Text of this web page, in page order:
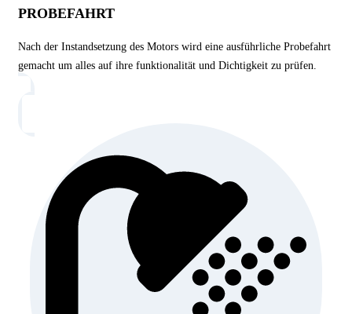
PROBEFAHRT
Nach der Instandsetzung des Motors wird eine ausführliche Probefahrt
gemacht um alles auf ihre funktionalität und Dichtigkeit zu prüfen.